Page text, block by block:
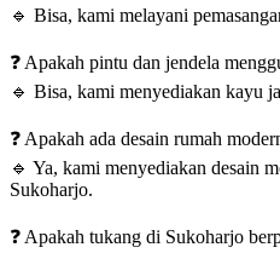
🔹 Bisa, kami melayani
❓ Apakah pintu dan jendela
🔹 Bisa, kami menyediakan kayu
❓ Apakah ada desain rumah
🔹 Ya, kami menyediakan desain
Sukoharjo.
❓ Apakah tukang di Sukoharjo